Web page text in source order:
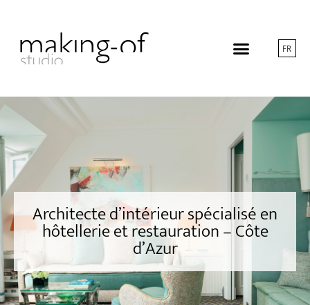
FR
Architecte d’intérieur spécialisé en
hôtellerie et restauration – Côte
d’Azur